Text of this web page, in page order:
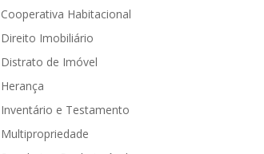
Cooperativa Habitacional
Direito Imobiliário
Distrato de Imóvel
Herança
Inventário e Testamento
Multipropriedade